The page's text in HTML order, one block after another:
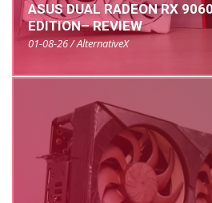
ASUS DUAL RADEON RX
EDITION– REVIEW
01-08-26 / AlternativeX